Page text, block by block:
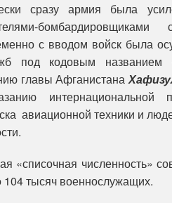
сразу армия была
с вводом войск была
под кодовым названием
главы Афганистана
интернациональной
авиационной техники и
«списочная численность»
104 тысяч военнослужащих.